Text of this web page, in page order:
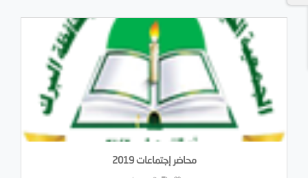
محاضر إجتماعات 2019